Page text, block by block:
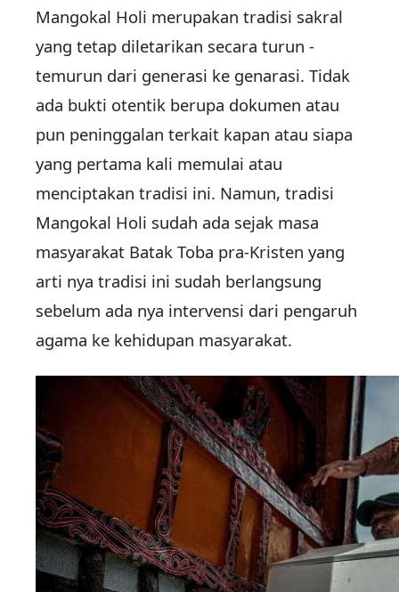
Mangokal Holi merupakan tradisi sakral
yang tetap diletarikan secara turun -
temurun dari generasi ke genarasi. Tidak
ada bukti otentik berupa dokumen atau
pun peninggalan terkait kapan atau siapa
yang pertama kali memulai atau
menciptakan tradisi ini. Namun, tradisi
Mangokal Holi sudah ada sejak masa
masyarakat Batak Toba pra-Kristen yang
arti nya tradisi ini sudah berlangsung
sebelum ada nya intervensi dari pengaruh
agama ke kehidupan masyarakat.